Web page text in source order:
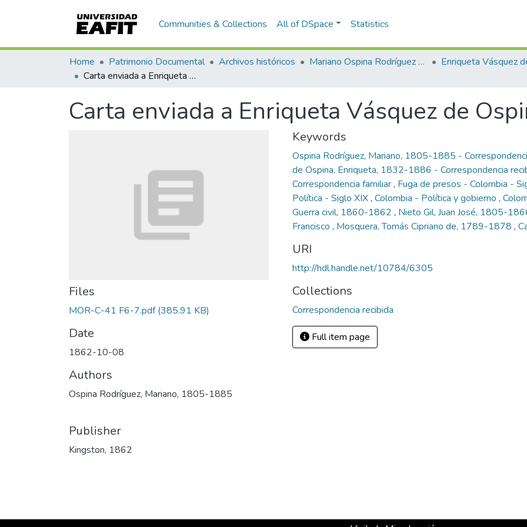
Communities & Collections All of DSpace Statistics
Home Patrimonio Documental Archivos históricos Mariano Ospina Rodríguez (1826 -1912)
Carta enviada a Enriqueta Vásquez de Ospina
Carta enviada a Enriqueta Vásquez de
Files
MOR-C-41 F6-7.pdf(385.91 KB)
Date
1862-10-08
Authors
Ospina Rodríguez, Mariano, 1805-1885
Publisher
Kingston, 1862
Keywords
Ospina Rodríguez, Mariano, 1805-1885 -
de Ospina, Enriqueta, 1832-1886 - Correspondencia
Correspondencia familiar, Fuga de presos - Colombia -
Política - Siglo XIX, Colombia - Política y gobierno ,
Guerra civil, 1860-1862 , Nieto Gil, Juan José, 1805-
Francisco , Mosquera, Tomás Cipriano de, 1789-1878 ,
URI
http://hdl.handle.net/10784/6305
Collections
Correspondencia recibida
Full item page